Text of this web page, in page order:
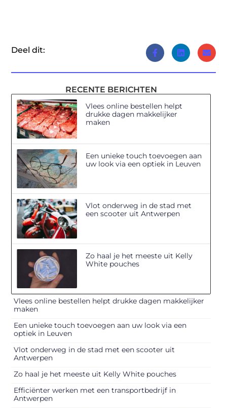
Deel dit:
RECENTE BERICHTEN
Vlees online bestellen helpt
drukke dagen makkelijker
maken
Een unieke touch toevoegen aan
uw look via een optiek in Leuven
Vlot onderweg in de stad met
een scooter uit Antwerpen
Zo haal je het meeste uit Kelly
White pouches
Vlees online bestellen helpt drukke dagen makkelijker
maken
Een unieke touch toevoegen aan uw look via een
optiek in Leuven
Vlot onderweg in de stad met een scooter uit
Antwerpen
Zo haal je het meeste uit Kelly White pouches
Efficiënter werken met een transportbedrijf in
Antwerpen